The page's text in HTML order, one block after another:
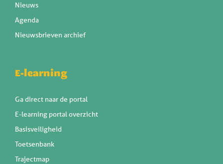
Nieuws
Agenda
Nieuwsbrieven archief
E-learning
Ga direct naar de portal
E-learning portal overzicht
Basisveiligheid
Toetsenbank
Trajectmap